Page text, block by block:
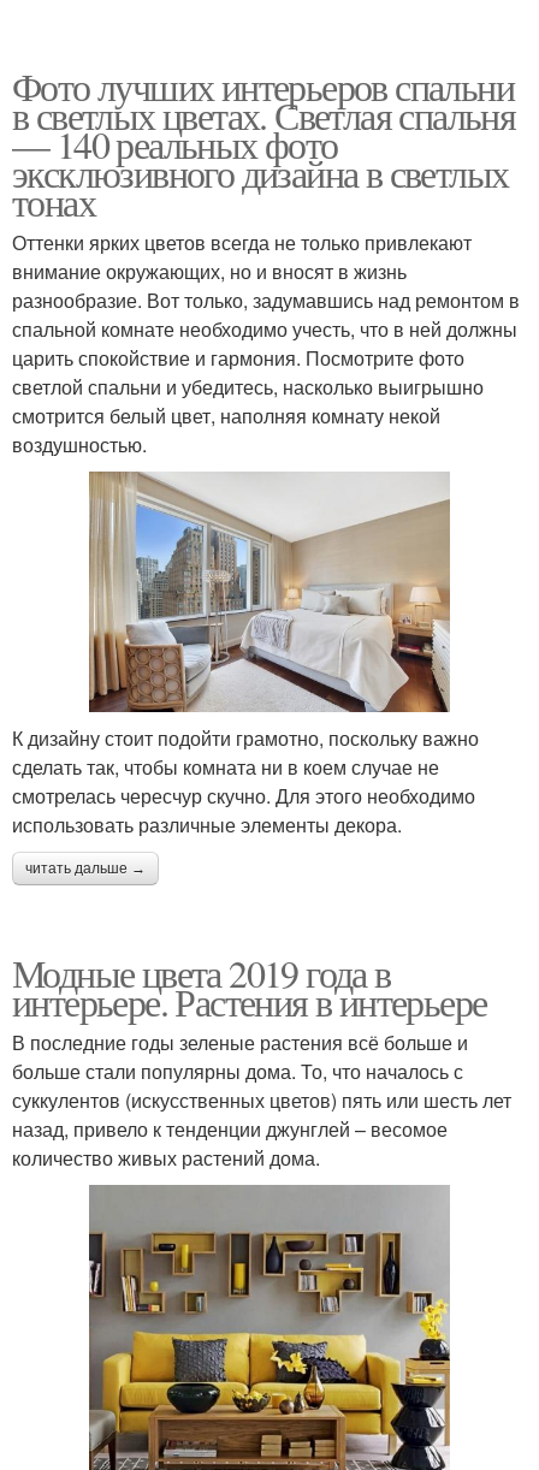
Фото лучших интерьеров спальни
в светлых цветах. Светлая спальня
— 140 реальных фото
эксклюзивного дизайна в светлых
тонах
Оттенки ярких цветов всегда не только привлекают
внимание окружающих, но и вносят в жизнь
разнообразие. Вот только, задумавшись над ремонтом в
спальной комнате необходимо учесть, что в ней должны
царить спокойствие и гармония. Посмотрите фото
светлой спальни и убедитесь, насколько выигрышно
смотрится белый цвет, наполняя комнату некой
воздушностью.
К дизайну стоит подойти грамотно, поскольку важно
сделать так, чтобы комната ни в коем случае не
смотрелась чересчур скучно. Для этого необходимо
использовать различные элементы декора.
читать дальше →
Модные цвета 2019 года в
интерьере. Растения в интерьере
В последние годы зеленые растения всё больше и
больше стали популярны дома. То, что началось с
суккулентов (искусственных цветов) пять или шесть лет
назад, привело к тенденции джунглей – весомое
количество живых растений дома.